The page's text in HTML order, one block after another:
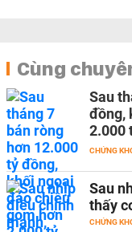
Cùng
Sau
đồng,
2.000
CHỨNG
Sau
thấy
CHỨNG